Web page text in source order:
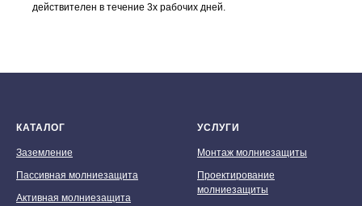
действителен в течение 3х рабочих дней.
КАТАЛОГ
Заземление
Пассивная молниезащита
Активная молниезащита
УСЛУГИ
Монтаж молниезащиты
Проектирование
молниезащиты